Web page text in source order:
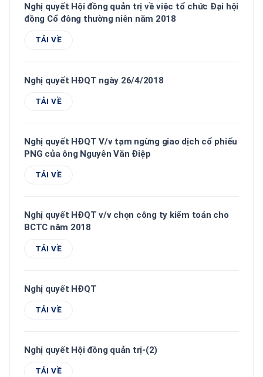
Nghị quyết Hội đồng quản trị về việc tổ chức Đại hội
đồng Cổ đông thường niên năm 2018
TẢI VỀ
Nghị quyết HĐQT ngày 26/4/2018
TẢI VỀ
Nghị quyết HĐQT V/v tạm ngừng giao dịch cổ phiếu
PNG của ông Nguyễn Văn Điệp
TẢI VỀ
Nghị quyết HĐQT v/v chọn công ty kiểm toán cho
BCTC năm 2018
TẢI VỀ
Nghị quyết HĐQT
TẢI VỀ
Nghị quyết Hội đồng quản trị-(2)
TẢI VỀ